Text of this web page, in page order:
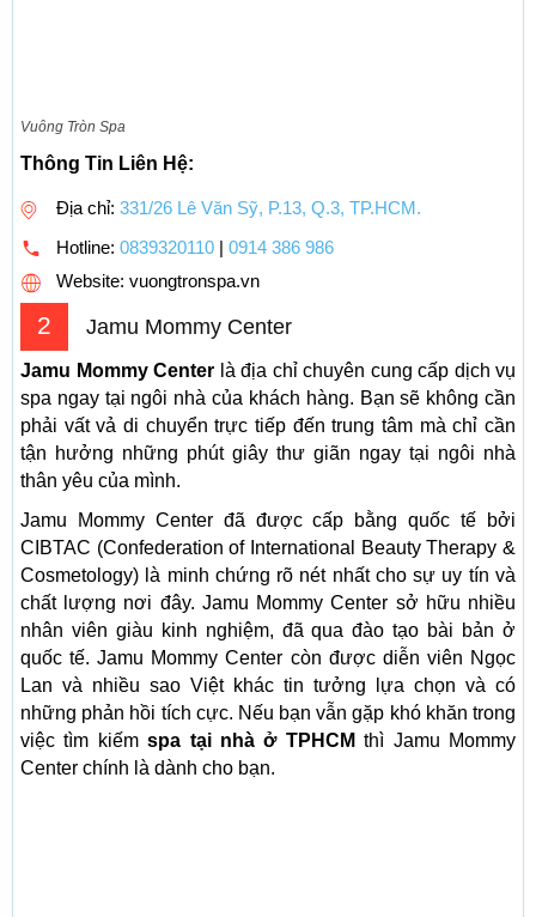
Vuông Tròn Spa
Thông Tin Liên Hệ:
Địa chỉ: 331/26 Lê Văn Sỹ, P.13, Q.3, TP.HCM.
Hotline: 0839320110 | 0914 386 986
Website: vuongtronspa.vn
2 Jamu Mommy Center
Jamu Mommy Center là địa chỉ chuyên cung cấp dịch vụ
spa ngay tại ngôi nhà của khách hàng. Bạn sẽ không cần
phải vất vả di chuyển trực tiếp đến trung tâm mà chỉ cần
tận hưởng những phút giây thư giãn ngay tại ngôi nhà
thân yêu của mình.
Jamu Mommy Center đã được cấp bằng quốc tế bởi
CIBTAC (Confederation of International Beauty Therapy &
Cosmetology) là minh chứng rõ nét nhất cho sự uy tín và
chất lượng nơi đây. Jamu Mommy Center sở hữu nhiều
nhân viên giàu kinh nghiệm, đã qua đào tạo bài bản ở
quốc tế. Jamu Mommy Center còn được diễn viên Ngọc
Lan và nhiều sao Việt khác tin tưởng lựa chọn và có
những phản hồi tích cực. Nếu bạn vẫn gặp khó khăn trong
việc tìm kiếmspa tại nhà ở TPHCM thì Jamu Mommy
Center chính là dành cho bạn.